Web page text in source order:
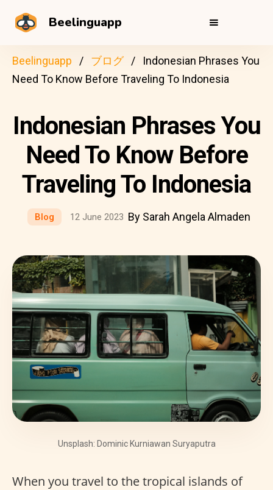
Beelinguapp
Beelinguapp ブログ
Indonesian Phrases You
Need To Know Before Traveling To Indonesia
Indonesian Phrases You
Need To Know Before
Traveling To Indonesia
Blog 12 June 2023 By Sarah Angela Almaden
Unsplash: Dominic Kurniawan Suryaputra
When you travel to the tropical islands of